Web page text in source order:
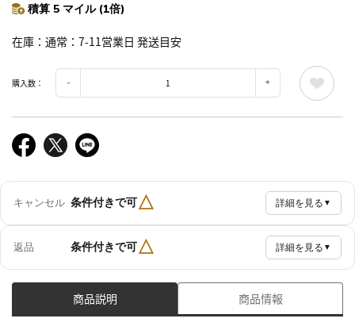
積算 5 マイル (1倍)
在庫 通常：7-11営業日 発送目安
購入数：
キャンセル 条件付きで可△ 詳細を見る ▼
返品 条件付きで可△ 詳細を見る ▼
商品説明 商品情報